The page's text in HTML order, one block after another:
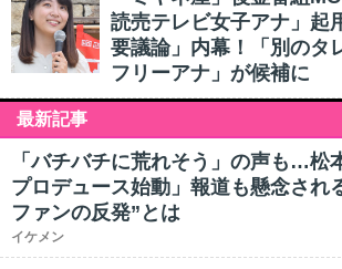
読売テレビ女子アナ」起
要議論」内幕！「別のタ
フリーアナ」が候補に
最新記事
「バチバチに荒れそう」の声も…松
プロデュース始動」報道も懸念され
ファンの反発”とは
イケメン